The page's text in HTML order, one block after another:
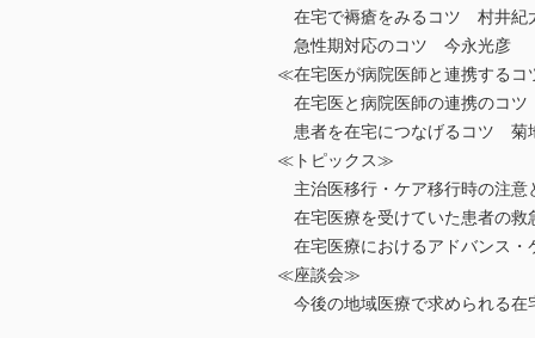
在宅で褥瘡をみるコツ 村井紀
急性期対応のコツ 今永光彦
≪在宅医が病院医師と連携する
在宅医と病院医師の連携のコ
患者を在宅につなげるコツ 菊
≪トピックス≫
主治医移行・ケア移行時の注
在宅医療を受けていた患者の
在宅医療におけるアドバンス
≪座談会≫
今後の地域医療で求められる